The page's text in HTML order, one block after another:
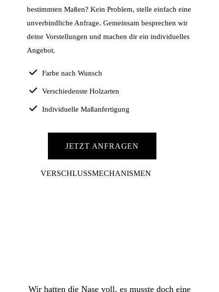
bestimmten Maßen? Kein Problem, stelle einfach eine
unverbindliche Anfrage. Gemeinsam besprechen wir
deine Vorstellungen und machen dir ein individuelles
Angebot.
Farbe nach Wunsch
Verschiedenste Holzarten
Individuelle Maßanfertigung
JETZT ANFRAGEN
VERSCHLUSSMECHANISMEN
Wir hatten die Nase voll, es musste doch eine